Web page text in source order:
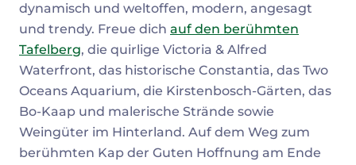
dynamisch und weltoffen, modern, angesagt
und trendy. Freue dich auf den berühmten
Tafelberg, die quirlige Victoria & Alfred
Waterfront, das historische Constantia, das Two
Oceans Aquarium, die Kirstenbosch-Gärten, das
Bo-Kaap und malerische Strände sowie
Weingüter im Hinterland. Auf dem Weg zum
berühmten Kap der Guten Hoffnung am Ende